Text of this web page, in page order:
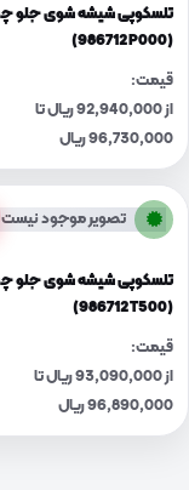
تلسکوپی شیشه شوی جلو
(986712P000)
قیمت:
از 92,940,000 ریال تا
96,730,000 ریال
تصویر موجود نیست
تلسکوپی شیشه شوی جلو
(986712T500)
قیمت:
از 93,090,000 ریال تا
96,890,000 ریال